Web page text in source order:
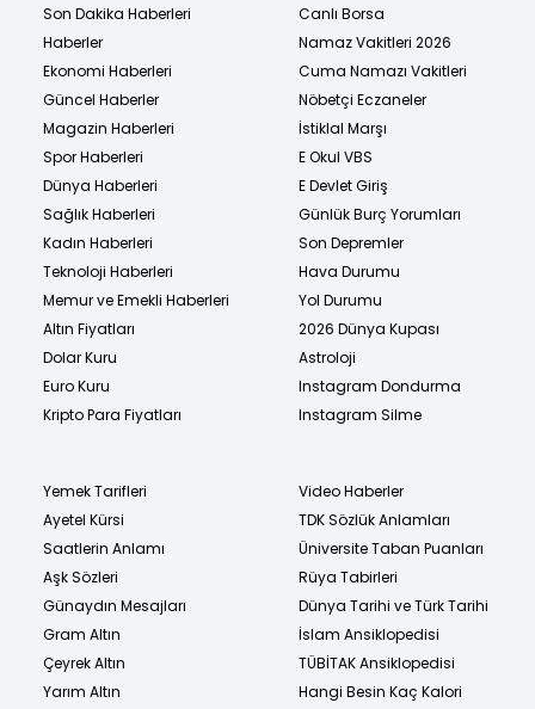
Son Dakika Haberleri
Haberler
Ekonomi Haberleri
Güncel Haberler
Magazin Haberleri
Spor Haberleri
Dünya Haberleri
Sağlık Haberleri
Kadın Haberleri
Teknoloji Haberleri
Memur ve Emekli Haberleri
Altın Fiyatları
Dolar Kuru
Euro Kuru
Kripto Para Fiyatları
Canlı Borsa
Namaz Vakitleri 2026
Cuma Namazı Vakitleri
Nöbetçi Eczaneler
İstiklal Marşı
E Okul VBS
E Devlet Giriş
Günlük Burç Yorumları
Son Depremler
Hava Durumu
Yol Durumu
2026 Dünya Kupası
Astroloji
Instagram Dondurma
Instagram Silme
Yemek Tarifleri
Ayetel Kürsi
Saatlerin Anlamı
Aşk Sözleri
Günaydın Mesajları
Gram Altın
Çeyrek Altın
Yarım Altın
Video Haberler
TDK Sözlük Anlamları
Üniversite Taban Puanları
Rüya Tabirleri
Dünya Tarihi ve Türk Tarihi
İslam Ansiklopedisi
TÜBİTAK Ansiklopedisi
Hangi Besin Kaç Kalori